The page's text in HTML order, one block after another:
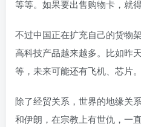
等等。如果要出售购物卡，就得
不过中国正在扩充自己的货物
高科技产品越来越多。比如昨
等，未来可能还有飞机、芯片
除了经贸关系，世界的地缘关
和伊朗，在宗教上有世仇，一